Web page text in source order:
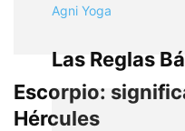
Agni Yoga
Las Reglas
Escorpio:
Hércules